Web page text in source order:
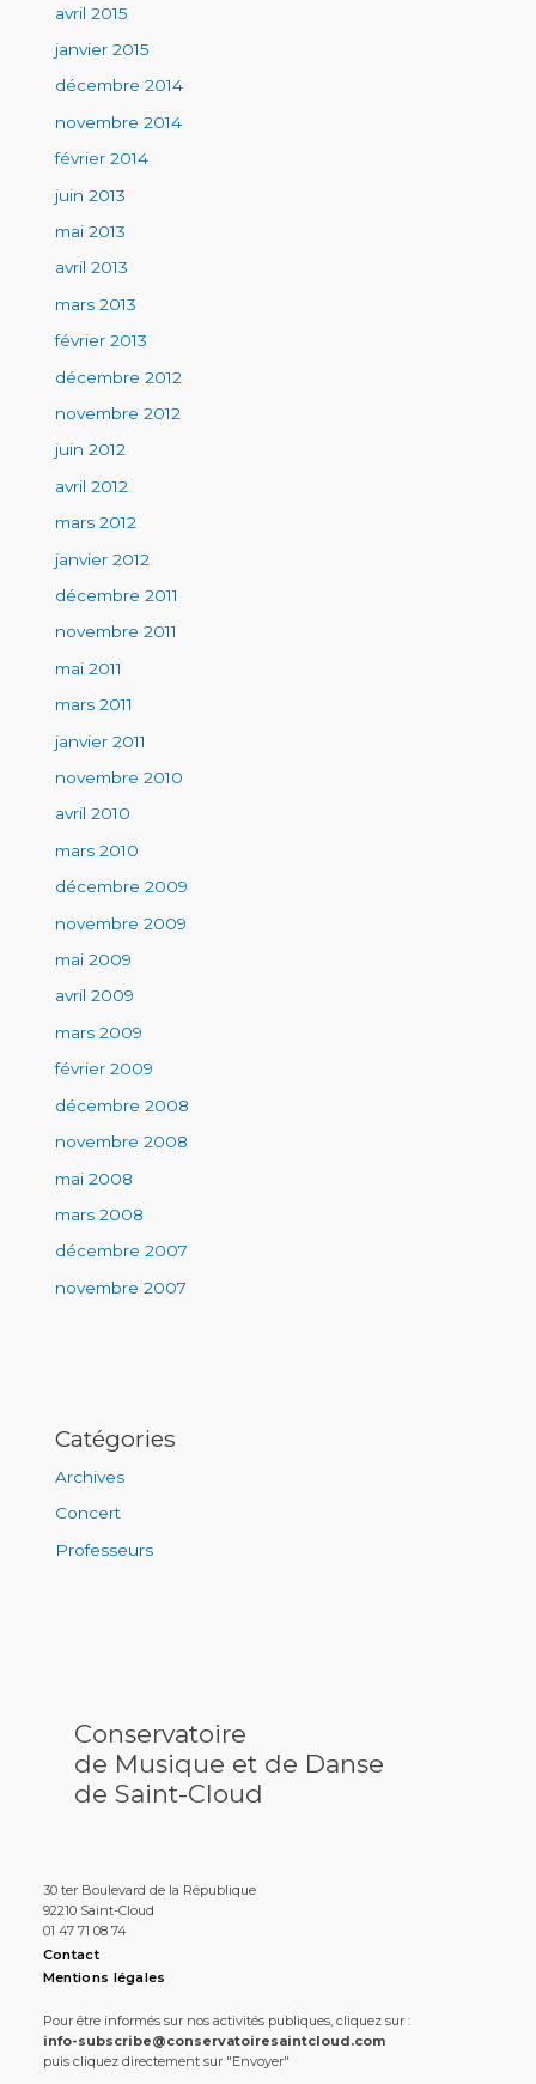
avril 2015
janvier 2015
décembre 2014
novembre 2014
février 2014
juin 2013
mai 2013
avril 2013
mars 2013
février 2013
décembre 2012
novembre 2012
juin 2012
avril 2012
mars 2012
janvier 2012
décembre 2011
novembre 2011
mai 2011
mars 2011
janvier 2011
novembre 2010
avril 2010
mars 2010
décembre 2009
novembre 2009
mai 2009
avril 2009
mars 2009
février 2009
décembre 2008
novembre 2008
mai 2008
mars 2008
décembre 2007
novembre 2007
Catégories
Archives
Concert
Professeurs
Conservatoire
de Musique et de Danse
de Saint-Cloud
30 ter Boulevard de la République
92210 Saint-Cloud
01 47 71 08 74
Contact
Mentions légales
Pour être informés sur nos activités publiques, cliquez sur :
info-subscribe@conservatoiresaintcloud.com
puis cliquez directement sur "Envoyer"